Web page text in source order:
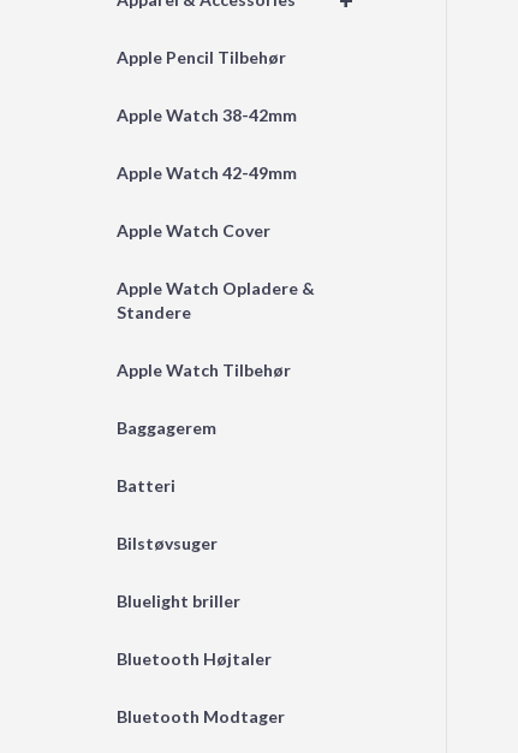
Apple Pencil Tilbehør
Apple Watch 38-42mm
Apple Watch 42-49mm
Apple Watch Cover
Apple Watch Opladere &
Standere
Apple Watch Tilbehør
Baggagerem
Batteri
Bilstøvsuger
Bluelight briller
Bluetooth Højtaler
Bluetooth Modtager